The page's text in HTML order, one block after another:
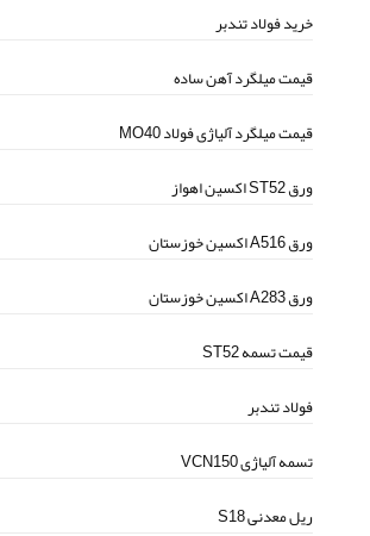
خرید فولاد تندبر
قیمت میلگرد آهن ساده
قیمت میلگرد آلیاژی فولاد MO40
ورق ST52 اکسین اهواز
ورق A516 اکسین خوزستان
ورق A283 اکسین خوزستان
قیمت تسمه ST52
فولاد تندبر
تسمه آلیاژی VCN150
ریل معدنی S18